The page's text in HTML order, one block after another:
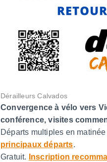
Dérailleurs Calvados
Convergence à vélo vers
conférence, visites
Départs multiples en
principaux départs.
Gratuit.
Inscription